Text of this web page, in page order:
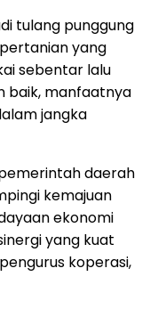
tulang punggung
yang
sebentar lalu
baik, manfaatnya
jangka
daerah
kemajuan
ekonomi
yang kuat
koperasi,